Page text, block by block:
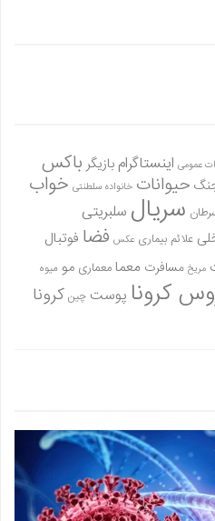
عمومی اینستاگرام بازیگر باکس
حیوانات خانواده سلطنتی خواب
سریال سلبریتی
علائم بیماری عکس فضا فوتبال
مریخ مسافرت معمامعماری مو میوه
کرونا پوست چین کرونا